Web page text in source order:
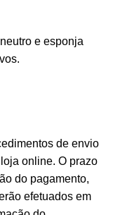
e esponja
de envio
online. O prazo
do pagamento,
efetuados em